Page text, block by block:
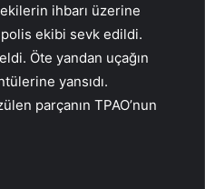
ihbarı üzerine
ekibi sevk edildi.
Öte yandan uçağın
yansıdı.
parçanın TPAO’nun